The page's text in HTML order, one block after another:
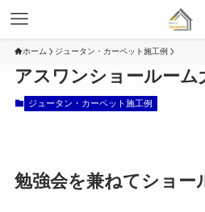
ホーム ジュータン・カーペット施工例
アスワンショールーム
ジュータン・カーペット施工例
勉強会を兼ねてショー